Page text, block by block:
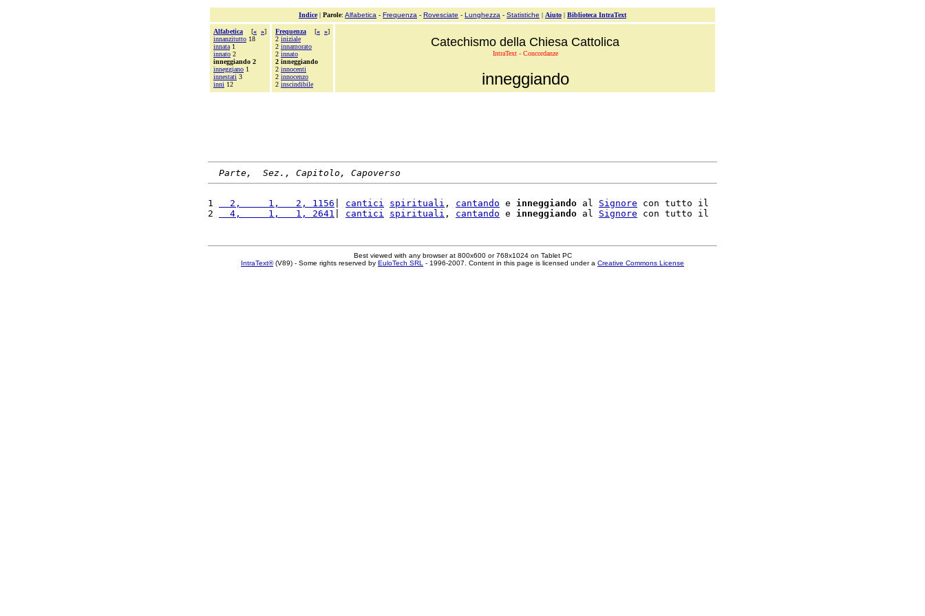
Indice| Parole: Alfabetica - Frequenza - Rovesciate - Lunghezza - Statistiche | Aiuto | Biblioteca IntraText
Alfabetica [« »]
innanzitutto 18
innata 1
innato 2
inneggiando 2
inneggiano 1
innestati 3
inni 12
Frequenza [« »]
2 iniziale
2 innamorato
2 innato
2 inneggiando
2 innocenti
2 innocenzo
2 inscindibile
Catechismo della Chiesa Cattolica
IntraText - Concordanze
inneggiando
Parte,  Sez., Capitolo, Capoverso
1
  2,     1,   2, 1156
cantici spirituali , cantando e inneggiando al Signore con tutto il
2
  4,     1,   1, 2641
cantici spirituali , cantando e inneggiando al Signore
Best viewed with any browser at 800x600 or 768x1024 on Tablet PC
IntraText®(V89) - Some rights reserved by EuloTech SRL - 1996-2007. Content in this page is licensed under a Creative Commons License